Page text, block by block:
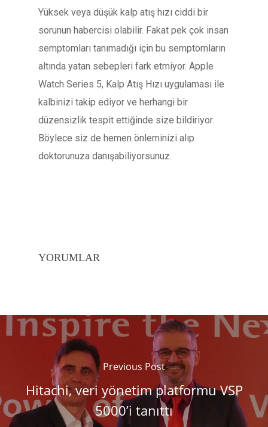
Yüksek veya düşük kalp atış hızı ciddi bir
sorunun habercisi olabilir. Fakat pek çok insan
semptomları tanımadığı için bu semptomların
altında yatan sebepleri fark etmiyor. Apple
Watch Series 5, Kalp Atış Hızı uygulaması ile
kalbinizi takip ediyor ve herhangi bir
düzensizlik tespit ettiğinde size bildiriyor.
Böylece siz de hemen önleminizi alıp
doktorunuza danışabiliyorsunuz.
YORUMLAR
Previous Post
Hitachi, veri yönetim platformu VSP
5000’i tanıttı